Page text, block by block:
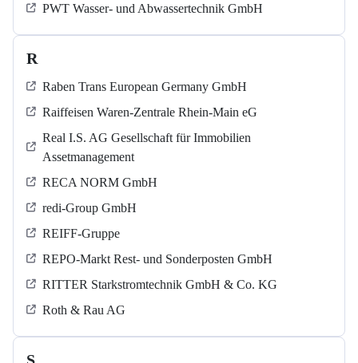
PWT Wasser- und Abwassertechnik GmbH
R
Raben Trans European Germany GmbH
Raiffeisen Waren-Zentrale Rhein-Main eG
Real I.S. AG Gesellschaft für Immobilien
Assetmanagement
RECA NORM GmbH
redi-Group GmbH
REIFF-Gruppe
REPO-Markt Rest- und Sonderposten GmbH
RITTER Starkstromtechnik GmbH & Co. KG
Roth & Rau AG